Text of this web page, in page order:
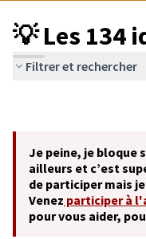
💡 Les 134
Filtrer et rechercher
Je peine, je bloque
ailleurs et c’est
de participer mais je
Venez participer à
pour vous aider,